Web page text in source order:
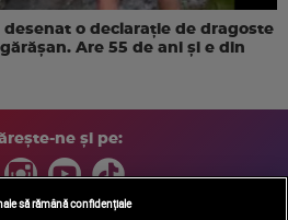
desenat o declarație de dragoste
Are 55 de ani și e din
ne și pe:
să rămână confidențiale